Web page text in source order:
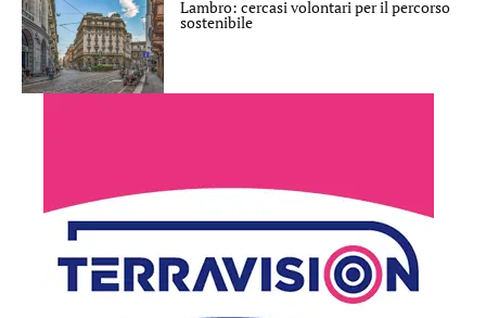
Lambro: cercasi volontari per il percorso
sostenibile